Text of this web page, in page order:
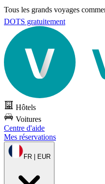
Tous les grands voyages
DOTS gratuitement
Hôtels
Voitures
Centre d'aide
Mes réservations
FR | EUR